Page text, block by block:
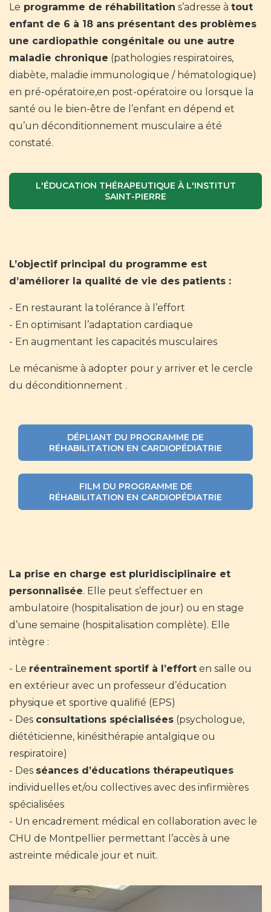
Le programme de réhabilitation s’adresse à tout
enfant de 6 à 18 ans présentant des problèmes
une cardiopathie congénitale ou une autre
maladie chronique (pathologies respiratoires,
diabète, maladie immunologique / hématologique)
en pré-opératoire,en post-opératoire ou lorsque la
santé ou le bien-être de l’enfant en dépend et
qu’un déconditionnement musculaire a été
constaté.
L'ÉDUCATION THÉRAPEUTIQUE À L'INSTITUT
SAINT-PIERRE
L’objectif principal du programme est
d’améliorer la qualité de vie des patients :
En restaurant la tolérance à l’effort
En optimisant l’adaptation cardiaque
En augmentant les capacités musculaires
Le mécanisme à adopter pour y arriver et le cercle
du déconditionnement .
DÉPLIANT DU PROGRAMME DE
RÉHABILITATION EN CARDIOPÉDIATRIE
FILM DU PROGRAMME DE
RÉHABILITATION EN CARDIOPÉDIATRIE
La prise en charge est pluridisciplinaire et
personnalisée. Elle peut s’effectuer en
ambulatoire (hospitalisation de jour) ou en stage
d’une semaine (hospitalisation complète). Elle
intègre :
Le réentraînement sportif à l’effort en salle ou
en extérieur avec un professeur d’éducation
physique et sportive qualifié (EPS)
Des consultations spécialisées (psychologue,
diététicienne, kinésithérapie antalgique ou
respiratoire)
Des séances d’éducations thérapeutiques
individuelles et/ou collectives avec des infirmières
spécialisées
Un encadrement médical en collaboration avec le
CHU de Montpellier permettant l’accès à une
astreinte médicale jour et nuit.